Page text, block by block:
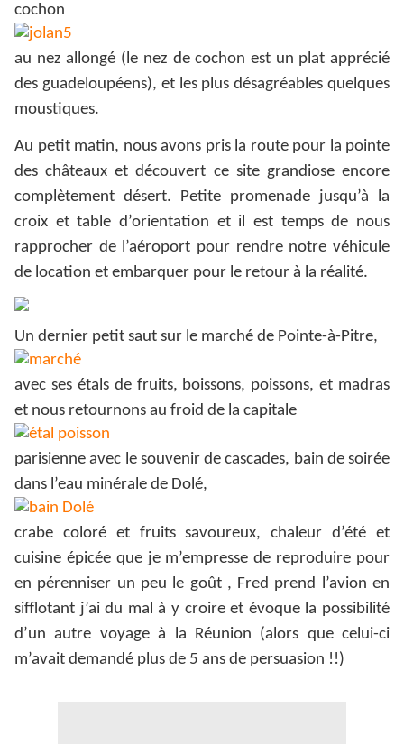
cochon
au nez allongé (le nez de cochon est un plat apprécié
des guadeloupéens), et les plus désagréables quelques
moustiques.
Au petit matin, nous avons pris la route pour la pointe
des châteaux et découvert ce site grandiose encore
complètement désert. Petite promenade jusqu’à la
croix et table d’orientation et il est temps de nous
rapprocher de l’aéroport pour rendre notre véhicule
de location et embarquer pour le retour à la réalité.
Un dernier petit saut sur le marché de Pointe-à-Pitre,
avec ses étals de fruits, boissons, poissons, et madras
et nous retournons au froid de la capitale
parisienne avec le souvenir de cascades, bain de soirée
dans l’eau minérale de Dolé,
crabe coloré et fruits savoureux, chaleur d’été et
cuisine épicée que je m’empresse de reproduire pour
en pérenniser un peu le goût , Fred prend l’avion en
sifflotant j’ai du mal à y croire et évoque la possibilité
d’un autre voyage à la Réunion (alors que celui-ci
m’avait demandé plus de 5 ans de persuasion !!)